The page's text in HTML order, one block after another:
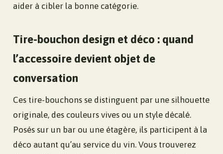
aider à cibler la bonne catégorie.
Tire-bouchon design et déco : quand
l’accessoire devient objet de
conversation
Ces tire-bouchons se distinguent par une silhouette
originale, des couleurs vives ou un style décalé.
Posés sur un bar ou une étagère, ils participent à la
déco autant qu’au service du vin. Vous trouverez